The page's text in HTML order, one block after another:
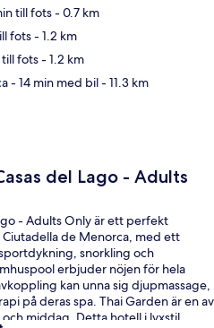
till fots- 0.7 km
fots- 1.2 km
till fots- 1.2 km
- 14 min med bil- 11.3 km
del Lago - Adults
- Adults Only är ett perfekt
de Menorca, med ett
snorkling och
erbjuder nöjen för hela
kan unna sig djupmassage,
på deras spa. Thai Garden är en av
middag. Detta hotell i lyxstil